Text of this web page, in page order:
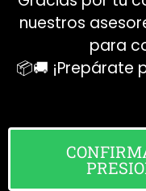
nuestros
para
📦🚚